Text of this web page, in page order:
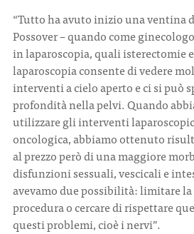
“Tutto ha avuto inizio una ventina
Possover – quando come
in laparoscopia, quali isterectomie
laparoscopia consente di vedere
interventi a cielo aperto e ci si può
profondità nella pelvi. Quando
utilizzare gli interventi
oncologica, abbiamo ottenuto
al prezzo però di una maggiore
disfunzioni sessuali, vescicali e
avevamo due possibilità: limitare
procedura o cercare di rispettare
questi problemi, cioè i nervi”.